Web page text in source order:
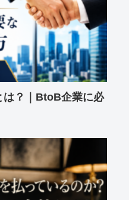
は？｜BtoB企業に必